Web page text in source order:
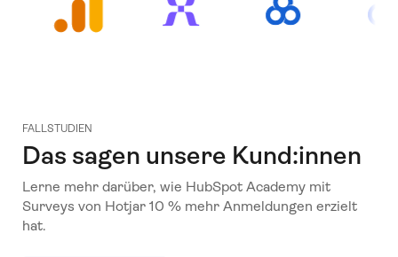
FALLSTUDIEN
Das sagen unsere Kund:innen
Lerne mehr darüber, wie HubSpot Academy mit
Surveys von Hotjar 10 % mehr Anmeldungen erzielt
hat.